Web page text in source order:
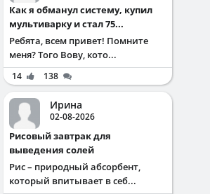
Как я обманул систему, купил
мультиварку и стал 75...
Ребята, всем привет! Помните
меня? Того Вову, кото...
14 138
Ирина
02-08-2026
Рисовый завтрак для
выведения солей
Рис – природный абсорбент,
который впитывает в себ...